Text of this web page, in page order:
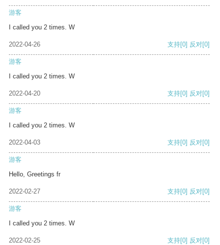
游客
I called you 2 times. W
2022-04-26 支持[0] 反对[0]
游客
I called you 2 times. W
2022-04-20 支持[0] 反对[0]
游客
I called you 2 times. W
2022-04-03 支持[0] 反对[0]
游客
Hello, Greetings fr
2022-02-27 支持[0] 反对[0]
游客
I called you 2 times. W
2022-02-25 支持[0] 反对[0]